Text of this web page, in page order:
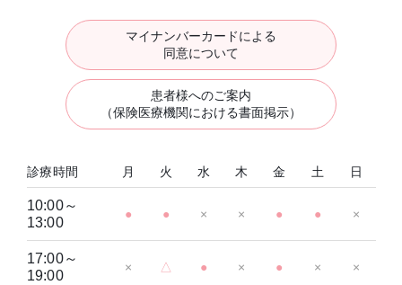
マイナンバーカードによる
同意について
患者様へのご案内
（保険医療機関における書面掲示）
診療時間 月 火 水 木 金 土 日
10:00～
13:00
● ● × × ● ● ×
17:00～
19:00
× △ ● × ● × ×